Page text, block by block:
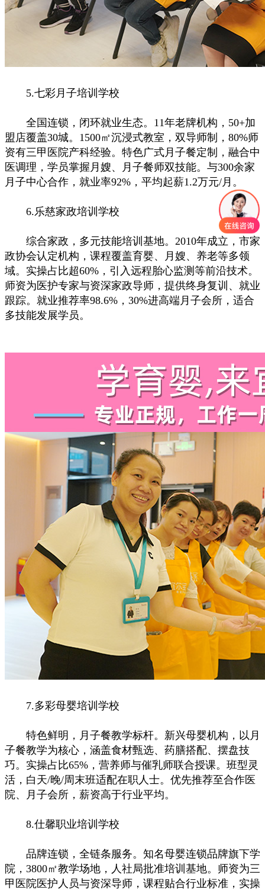
5.七彩月子培训学校
全国连锁，闭环就业生态。11年老牌机构，50+加
盟店覆盖30城。1500㎡沉浸式教室，双导师制，80%师
资有三甲医院产科经验。特色广式月子餐定制，融合中
医调理，学员掌握月嫂、月子餐师双技能。与300余家
月子中心合作，就业率92%，平均起薪1.2万元/月。
6.乐慈家政培训学校
综合家政，多元技能培训基地。2010年成立，市家
政协会认定机构，课程覆盖育婴、月嫂、养老等多领
域。实操占比超60%，引入远程胎心监测等前沿技术。
师资为医护专家与资深家政导师，提供终身复训、就业
跟踪。就业推荐率98.6%，30%进高端月子会所，适合
多技能发展学员。
7.多彩母婴培训学校
特色鲜明，月子餐教学标杆。新兴母婴机构，以月
子餐教学为核心，涵盖食材甄选、药膳搭配、摆盘技
巧。实操占比65%，营养师与催乳师联合授课。班型灵
活，白天/晚/周末班适配在职人士。优先推荐至合作医
院、月子会所，薪资高于行业平均。
8.仕馨职业培训学校
品牌连锁，全链条服务。知名母婴连锁品牌旗下学
院，3800㎡教学场地，人社局批准培训基地。师资为三
甲医院医护人员与资深导师，课程贴合行业标准，实操